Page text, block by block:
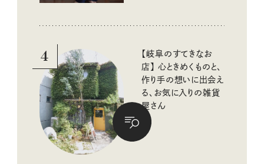
4
【岐阜のすてきなお
店】 心ときめくものと、
作り手の想いに出会え
る、お気に入りの雑貨
屋さん